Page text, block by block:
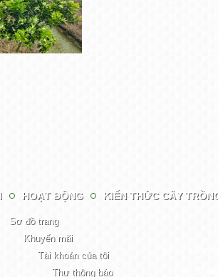
HOẠT ĐỘNG KIẾN THỨC CÂY
Sơ đồ trang
Khuyến mãi
Tài khoản của tôi
Thư thông báo